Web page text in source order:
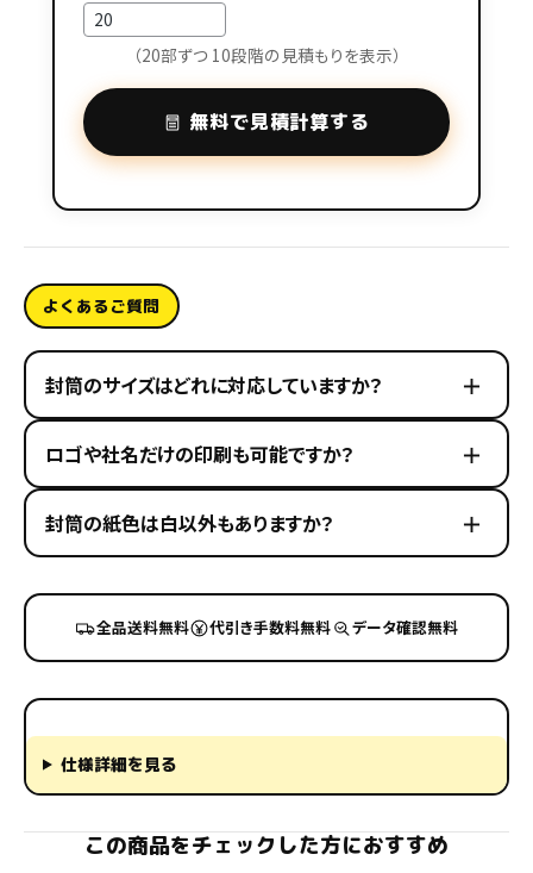
（20部ずつ 10段階の見積もりを表示）
無料で見積計算する
よくあるご質問
封筒のサイズはどれに対応していますか？
ロゴや社名だけの印刷も可能ですか？
封筒の紙色は白以外もありますか？
全品送料無料 代引き手数料無料 データ確認無料
仕様詳細を見る
この商品をチェックした方におすすめ